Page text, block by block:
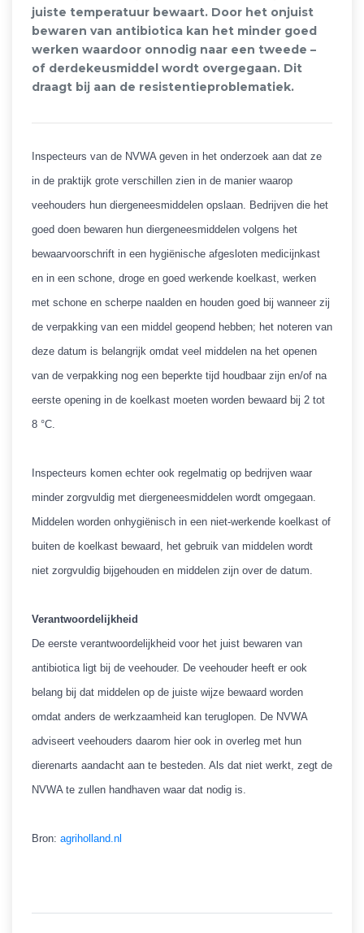
juiste temperatuur bewaart. Door het onjuist
bewaren van antibiotica kan het minder goed
werken waardoor onnodig naar een tweede –
of derdekeusmiddel wordt overgegaan. Dit
draagt bij aan de resistentieproblematiek.
Inspecteurs van de NVWA geven in het onderzoek aan dat ze
in de praktijk grote verschillen zien in de manier waarop
veehouders hun diergeneesmiddelen opslaan. Bedrijven die het
goed doen bewaren hun diergeneesmiddelen volgens het
bewaarvoorschrift in een hygiënische afgesloten medicijnkast
en in een schone, droge en goed werkende koelkast, werken
met schone en scherpe naalden en houden goed bij wanneer zij
de verpakking van een middel geopend hebben; het noteren van
deze datum is belangrijk omdat veel middelen na het openen
van de verpakking nog een beperkte tijd houdbaar zijn en/of na
eerste opening in de koelkast moeten worden bewaard bij 2 tot
8 °C.
Inspecteurs komen echter ook regelmatig op bedrijven waar
minder zorgvuldig met diergeneesmiddelen wordt omgegaan.
Middelen worden onhygiënisch in een niet-werkende koelkast of
buiten de koelkast bewaard, het gebruik van middelen wordt
niet zorgvuldig bijgehouden en middelen zijn over de datum.
Verantwoordelijkheid
De eerste verantwoordelijkheid voor het juist bewaren van
antibiotica ligt bij de veehouder. De veehouder heeft er ook
belang bij dat middelen op de juiste wijze bewaard worden
omdat anders de werkzaamheid kan teruglopen. De NVWA
adviseert veehouders daarom hier ook in overleg met hun
dierenarts aandacht aan te besteden. Als dat niet werkt, zegt de
NVWA te zullen handhaven waar dat nodig is.
Bron: agriholland.nl